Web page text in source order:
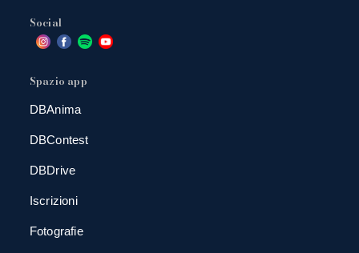
Social
Spazio app
DBAnima
DBContest
DBDrive
Iscrizioni
Fotografie